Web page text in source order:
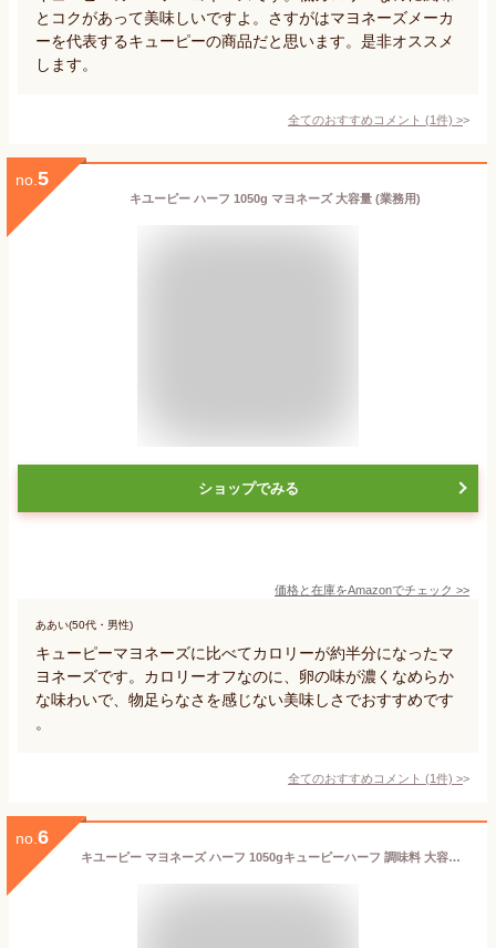
とコクがあって美味しいですよ。さすがはマヨネーズメーカ
ーを代表するキューピーの商品だと思います。是非オススメ
します。
全てのおすすめコメント (1件) >
no. 5
キユーピー ハーフ 1050g マヨネーズ 大容量 (業務用)
ショップでみる
価格と在庫をAmazonでチェック >>
ああい(50代・男性)
キューピーマヨネーズに比べてカロリーが約半分になったマ
ヨネーズです。カロリーオフなのに、卵の味が濃くなめらか
な味わいで、物足らなさを感じない美味しさでおすすめです
。
全てのおすすめコメント (1件) >
no. 6
キユーピー マヨネーズ ハーフ 1050gキューピーハーフ 調味料 大容量 ヘルシー カロリーオフ チューブ 卵黄 ポテトサラダ サンドイッチ ドレッシング サラダ 卵 たまご タルタル ソース 業務用 家庭用 まとめ買い お買い得